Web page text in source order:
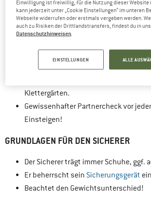
DIE WICHTIGSTEN GRUNDLAGEN
STURZTRAINING
Kein Sturztraining in Quergängen, über
Kletterern oder über gefährlichem
Klettergärten.
Gewissenhafter Partnercheck vor
Einsteigen!
GRUNDLAGEN FÜR DEN SICHERER
Der Sicherer trägt immer Schuhe, ggf.
Er beherrscht sein Sicherungsgerät
Beachtet den Gewichtsunterschied!
Einwilligung ist freiwillig, für die Nutzung dieser Website
kann jederzeit unter „Cookie Einstellungen“ im unteren
Webseite widerrufen oder erstmals vergeben werden.
auch zu Risiken der Drittlandstransfers, findest du in
Datenschutzhinweisen
EINSTELLUNGEN ALLE